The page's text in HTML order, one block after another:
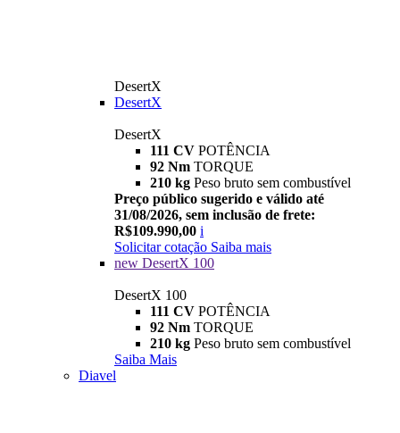
DesertX
DesertX
DesertX
111 CV POTÊNCIA
92 Nm TORQUE
210 kg Peso bruto sem combustível
Preço público sugerido e válido até
31/08/2026, sem inclusão de frete:
R$109.990,00 i
Solicitar cotação Saiba mais
new DesertX 100
DesertX 100
111 CV POTÊNCIA
92 Nm TORQUE
210 kg Peso bruto sem combustível
Saiba Mais
Diavel